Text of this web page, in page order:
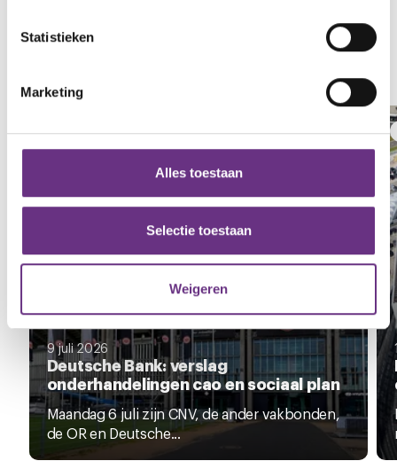
verwerkt en stel uw voorkeuren in het
detailgedeelte in.
en om ons websiteverkeer te analyseren. Ook delen we
partners voor social media, adverteren en analyse. Deze
partners kunnen deze gegevens combineren met andere
informatie die u aan ze heeft verstrekt of die ze hebben
verzameld op basis van uw gebruik van hun services.
U kunt uw toestemming op elk moment wijzigen of
intrekken via decookieverklaringof door te klikken op
het ronde cookie-instellingenicoontje linksonder op de
pagina.
Statistieken
Marketing
Alles toestaan
Selectie toestaan
Weigeren
Zie al het nieuws
NIEUWS
9 juli 2026
Deutsche Bank: verslag
onderhandelingen cao en sociaal plan
Maandag 6 juli zijn CNV, de ander vakbonden,
de OR en Deutsche...